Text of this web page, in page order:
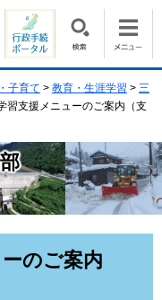
子育て > 教育・生涯学習 > 三
習支援メニューのご案内（支
のご案内